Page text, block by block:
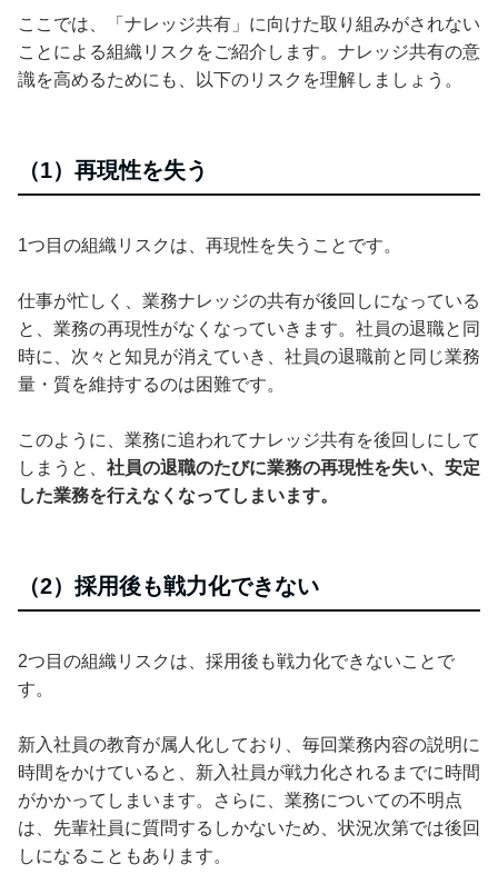
ここでは、「ナレッジ共有」に向けた取り組みがされない
ことによる組織リスクをご紹介します。ナレッジ共有の意
識を高めるためにも、以下のリスクを理解しましょう。
（1）再現性を失う
1つ目の組織リスクは、再現性を失うことです。
仕事が忙しく、業務ナレッジの共有が後回しになっている
と、業務の再現性がなくなっていきます。社員の退職と同
時に、次々と知見が消えていき、社員の退職前と同じ業務
量・質を維持するのは困難です。
このように、業務に追われてナレッジ共有を後回しにして
しまうと、 社員の退職のたびに業務の再現性を失い、安定
した業務を行えなくなってしまいます。
（2）採用後も戦力化できない
2つ目の組織リスクは、採用後も戦力化できないことで
す。
新入社員の教育が属人化しており、毎回業務内容の説明に
時間をかけていると、新入社員が戦力化されるまでに時間
がかかってしまいます。さらに、業務についての不明点
は、先輩社員に質問するしかないため、状況次第では後回
しになることもあります。